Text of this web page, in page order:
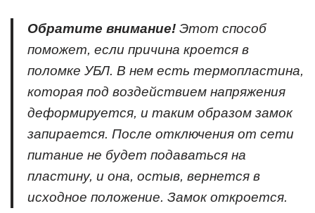
Обратите внимание! Этот способ
поможет, если причина кроется в
поломке УБЛ. В нем есть термопластина,
которая под воздействием напряжения
деформируется, и таким образом замок
запирается. После отключения от сети
питание не будет подаваться на
пластину, и она, остыв, вернется в
исходное положение. Замок откроется.